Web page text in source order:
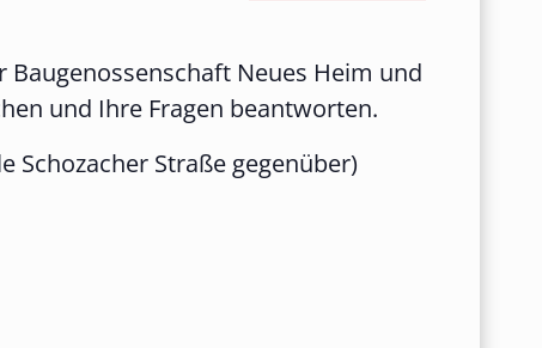
Baugenossenschaft Neues Heim und
und Ihre Fragen beantworten.
Schozacher Straße gegenüber)